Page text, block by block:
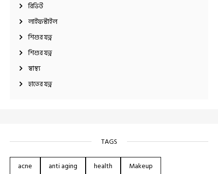
রিভিউ
লাইফস্টাইল
শিশুর যত্ন
শিশুর যত্ন
স্বাস্থ্য
হাতের যত্ন
TAGS
acne anti aging health
Makeup